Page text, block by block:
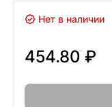
Нет в наличии
454.80 ₽